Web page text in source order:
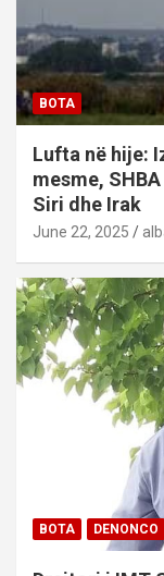
BOTA
Lufta në hije:
mesme,
Siri dhe Irak
June 22, 2025
BOTA DENONCO